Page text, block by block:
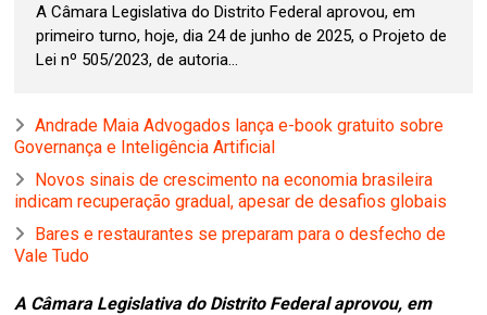
A Câmara Legislativa do Distrito Federal aprovou, em
primeiro turno, hoje, dia 24 de junho de 2025, o Projeto de
Lei nº 505/2023, de autoria...
Andrade Maia Advogados lança e-book gratuito sobre
Governança e Inteligência Artificial
Novos sinais de crescimento na economia brasileira
indicam recuperação gradual, apesar de desafios globais
Bares e restaurantes se preparam para o desfecho de
Vale Tudo
A Câmara Legislativa do Distrito Federal aprovou, em